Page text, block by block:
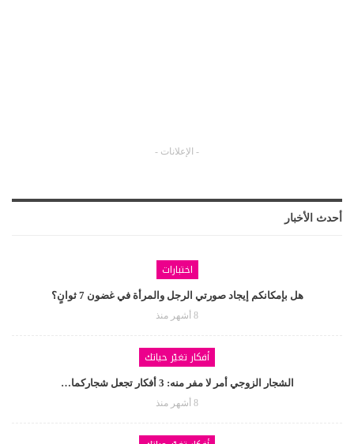
- الإعلانات -
أحدث الأخبار
اختبارات
هل بإمكانكم إيجاد صورتي الرجل والمرأة في غضون 7 ثوانٍ؟
8 أشهر منذ
أفكار تغيّر حياتك
الشجار الزوجي أمر لا مفر منه: 3 أفكار تجعل شجاركما…
8 أشهر منذ